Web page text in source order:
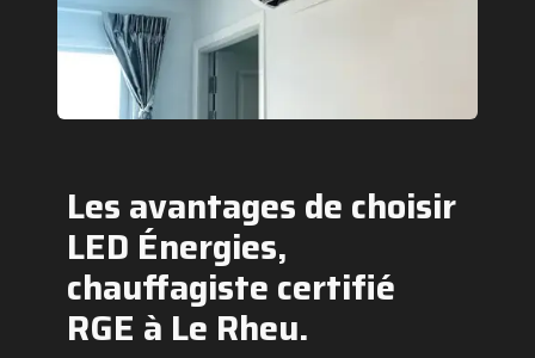
Les avantages de choisir
LED Énergies,
chauffagiste certifié
RGE à Le Rheu.